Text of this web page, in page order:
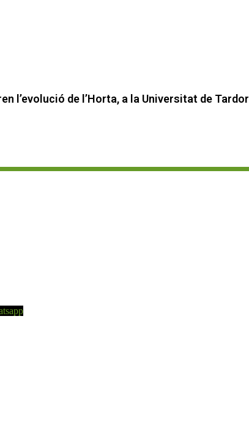
l’evolució de l’Horta, a la Universitat de Tardor